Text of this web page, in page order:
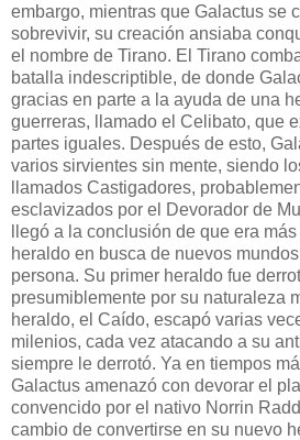
embargo, mientras que Galactus se
sobrevivir, su creación ansiaba
el nombre de Tirano. El Tirano
batalla indescriptible, de donde
gracias en parte a la ayuda de una
guerreras, llamado el Celibato, que
partes iguales. Después de esto,
varios sirvientes sin mente, siendo
llamados Castigadores,
esclavizados por el Devorador de
llegó a la conclusión de que era
heraldo en busca de nuevos
persona. Su primer heraldo fue
presumiblemente por su naturaleza
heraldo, el Caído, escapó varias
milenios, cada vez atacando a su
siempre le derrotó. Ya en tiempos
Galactus amenazó con devorar el
convencido por el nativo Norrin
cambio de convertirse en su nuevo